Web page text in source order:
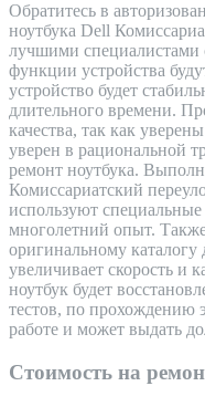
Обратитесь в
ноутбука Dell
лучшими специалистами
функции устройства
устройство будет
длительного времени.
качества, так как
уверен в рациональной
ремонт ноутбука.
Комиссариатский
используют
многолетний опыт.
оригинальному каталогу
увеличивает скорость и
ноутбук будет
тестов, по прохождению
работе и может выдать
Стоимость на